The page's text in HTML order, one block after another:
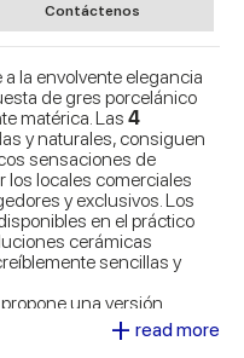
Contáctenos
la envolvente elegancia
de gres porcelánico
matérica. Las 4
y naturales, consiguen
sensaciones de
los locales comerciales
y exclusivos. Los
en el práctico
cerámicas
sencillas y
una versión
también a los espacios
La colección Elisir,
+ read more